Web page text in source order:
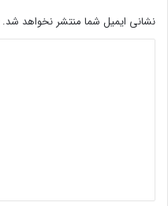
نشانی ایمیل شما منتشر نخواهد شد.